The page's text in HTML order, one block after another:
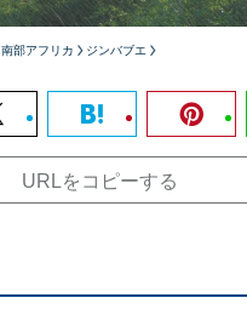
南部アフリカ ジンバブエ
URLをコピーする